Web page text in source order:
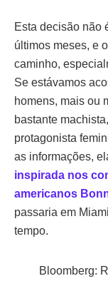
Esta decisão não
últimos meses, e
caminho,
Se estávamos
homens, mais ou
bastante
protagonista
as informações,
inspirada nos
americanos
passaria em
tempo.
Bloomberg: